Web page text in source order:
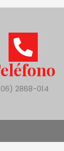
2868-014